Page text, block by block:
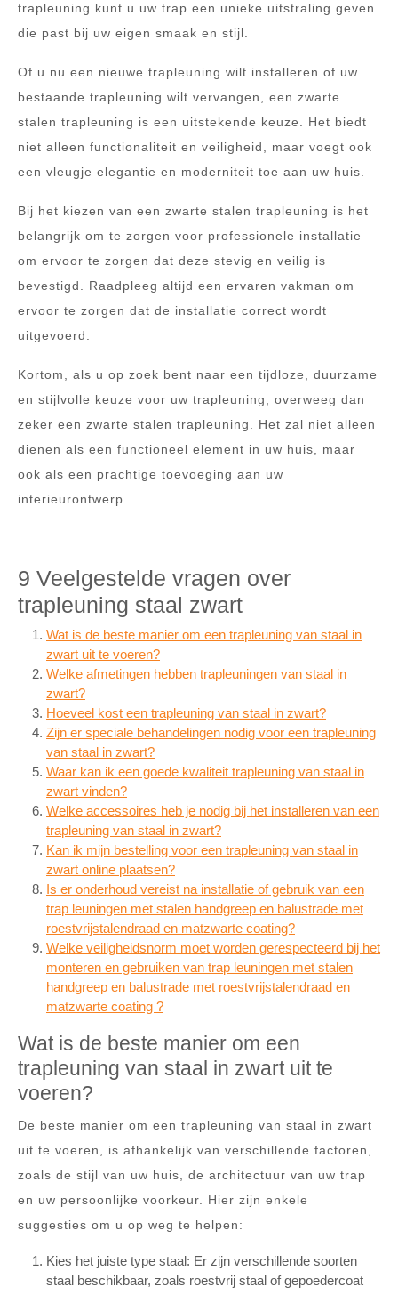
trapleuning kunt u uw trap een unieke uitstraling geven
die past bij uw eigen smaak en stijl.
Of u nu een nieuwe trapleuning wilt installeren of uw
bestaande trapleuning wilt vervangen, een zwarte
stalen trapleuning is een uitstekende keuze. Het biedt
niet alleen functionaliteit en veiligheid, maar voegt ook
een vleugje elegantie en moderniteit toe aan uw huis.
Bij het kiezen van een zwarte stalen trapleuning is het
belangrijk om te zorgen voor professionele installatie
om ervoor te zorgen dat deze stevig en veilig is
bevestigd. Raadpleeg altijd een ervaren vakman om
ervoor te zorgen dat de installatie correct wordt
uitgevoerd.
Kortom, als u op zoek bent naar een tijdloze, duurzame
en stijlvolle keuze voor uw trapleuning, overweeg dan
zeker een zwarte stalen trapleuning. Het zal niet alleen
dienen als een functioneel element in uw huis, maar
ook als een prachtige toevoeging aan uw
interieurontwerp.
9 Veelgestelde vragen over
trapleuning staal zwart
Wat is de beste manier om een trapleuning van staal in
zwart uit te voeren?
Welke afmetingen hebben trapleuningen van staal in
zwart?
Hoeveel kost een trapleuning van staal in zwart?
Zijn er speciale behandelingen nodig voor een trapleuning
van staal in zwart?
Waar kan ik een goede kwaliteit trapleuning van staal in
zwart vinden?
Welke accessoires heb je nodig bij het installeren van een
trapleuning van staal in zwart?
Kan ik mijn bestelling voor een trapleuning van staal in
zwart online plaatsen?
Is er onderhoud vereist na installatie of gebruik van een
trap leuningen met stalen handgreep en balustrade met
roestvrijstalendraad en matzwarte coating?
Welke veiligheidsnorm moet worden gerespecteerd bij het
monteren en gebruiken van trap leuningen met stalen
handgreep en balustrade met roestvrijstalendraad en
matzwarte coating ?
Wat is de beste manier om een
trapleuning van staal in zwart uit te
voeren?
De beste manier om een trapleuning van staal in zwart
uit te voeren, is afhankelijk van verschillende factoren,
zoals de stijl van uw huis, de architectuur van uw trap
en uw persoonlijke voorkeur. Hier zijn enkele
suggesties om u op weg te helpen:
Kies het juiste type staal: Er zijn verschillende soorten
staal beschikbaar, zoals roestvrij staal of gepoedercoat